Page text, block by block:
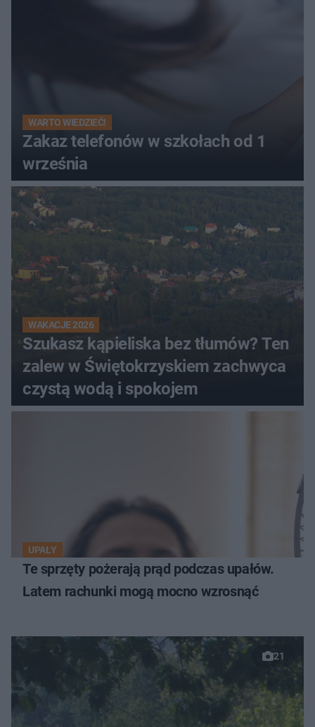
WARTO WIEDZIEĆ!
Zakaz telefonów w szkołach od 1
września
WAKACJE 2026
Szukasz kąpieliska bez tłumów? Ten
zalew w Świętokrzyskiem zachwyca
czystą wodą i spokojem
UPAŁY
Te sprzęty pożerają prąd podczas upałów.
Latem rachunki mogą mocno wzrosnąć
21